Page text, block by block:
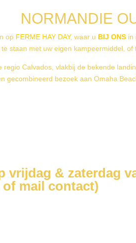
NORMANDIE
op FERME HAY DAY, waar u BIJ ONS in
staan met uw eigen kampeermiddel,
regio Calvados, vlakbij de bekende
gecombineerd bezoek aan Omaha
vrijdag & zaterdag
mail contact)